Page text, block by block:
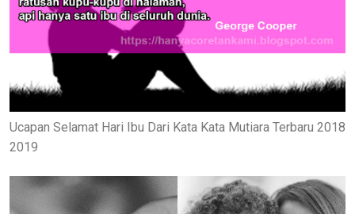
Ucapan Selamat Hari Ibu Dari Kata Kata Mutiara Terbaru 2018
2019